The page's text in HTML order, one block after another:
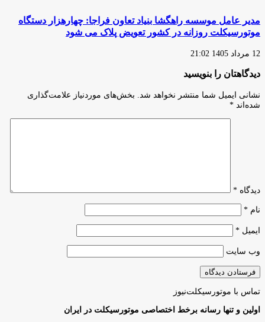
مدیر عامل موسسه راهگشا بنیاد تعاون فراجا: چهارهزار دستگاه
موتورسیکلت روزانه در کشور تعویض پلاک می شود
12 مرداد 1405 21:02
دیدگاهتان را بنویسید
نشانی ایمیل شما منتشر نخواهد شد.
بخش‌های موردنیاز علامت‌گذاری
شده‌اند *
دیدگاه *
نام *
ایمیل *
وب‌ سایت
تماس با موتورسیکلت‌نیوز
اولین و تنها رسانه برخط اختصاصی موتورسیکلت در ایران